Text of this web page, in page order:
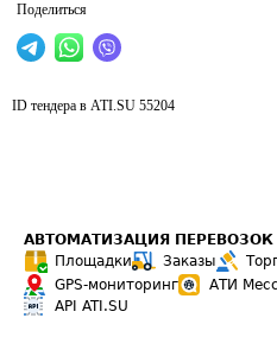
Поделиться
ID тендера в ATI.SU 55204
АВТОМАТИЗАЦИЯ ПЕРЕВОЗОК
Площадки
Заказы
GPS-мониторинг
АТИ
API ATI.SU